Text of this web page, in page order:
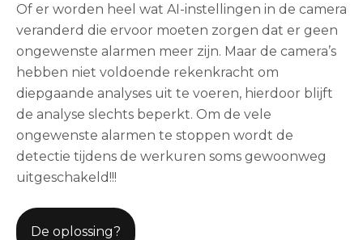
Of er worden heel wat AI-instellingen in de camera
veranderd die ervoor moeten zorgen dat er geen
ongewenste alarmen meer zijn. Maar de camera’s
hebben niet voldoende rekenkracht om
diepgaande analyses uit te voeren, hierdoor blijft
de analyse slechts beperkt. Om de vele
ongewenste alarmen te stoppen wordt de
detectie tijdens de werkuren soms gewoonweg
uitgeschakeld!!!
De oplossing?